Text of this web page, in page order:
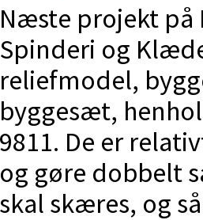
Næste projekt på
Spinderi og
reliefmodel,
byggesæt,
9811. De er
og gøre dobbelt
skal skæres, og